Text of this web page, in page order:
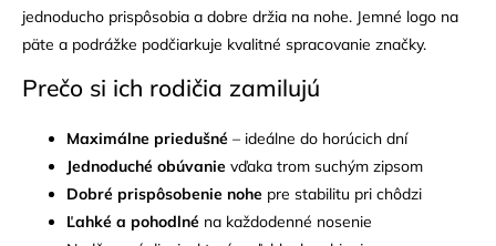
jednoducho prispôsobia a dobre držia na nohe. Jemné logo na
päte a podrážke podčiarkuje kvalitné spracovanie značky.
Prečo si ich rodičia zamilujú
Maximálne priedušné – ideálne do horúcich dní
Jednoduché obúvanie vďaka trom suchým zipsom
Dobré prispôsobenie nohe pre stabilitu pri chôdzi
Ľahké a pohodlné na každodenné nosenie